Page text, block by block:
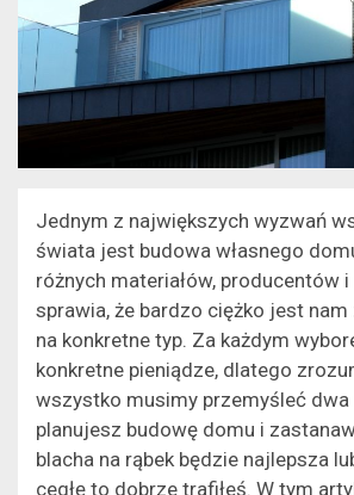
Jednym z największych wyzwań
świata jest budowa własnego
różnych materiałów, producentów
sprawia, że bardzo ciężko jest
na konkretne typ. Za każdym
konkretne pieniądze, dlatego
wszystko musimy przemyśleć dwa
planujesz budowę domu i
blacha na rąbek będzie najlepsza
cegłę to dobrze trafiłeś. W tym